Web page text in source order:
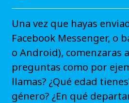
Una vez que hayas
Facebook Messenger, o
o Android), comenzaras
preguntas como por
llamas? ¿Qué edad
género? ¿En qué